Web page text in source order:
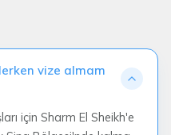
vize almam
için Sharm El Sheikh'e